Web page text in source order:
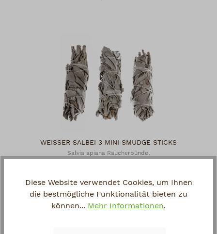
WEISSER SALBEI 3 MINI SMUDGE STICKS
Salvia apiana Räucherbündel
Diese Website verwendet Cookies, um Ihnen
die bestmögliche Funktionalität bieten zu
können... Mehr Informationen.